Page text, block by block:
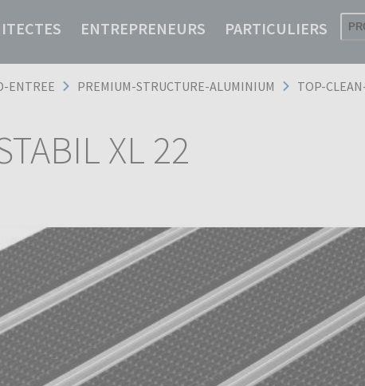
ENTREPRENEURS PARTICULIERS
ENTREE PREMIUM-STRUCTURE-ALUMINIUM TOP-
XL 22